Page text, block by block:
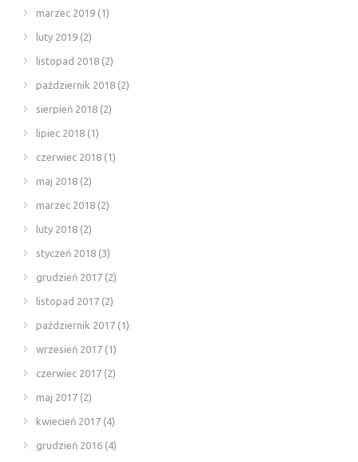
marzec 2019 (1)
luty 2019 (2)
listopad 2018 (2)
październik 2018 (2)
sierpień 2018 (2)
lipiec 2018 (1)
czerwiec 2018 (1)
maj 2018 (2)
marzec 2018 (2)
luty 2018 (2)
styczeń 2018 (3)
grudzień 2017 (2)
listopad 2017 (2)
październik 2017 (1)
wrzesień 2017 (1)
czerwiec 2017 (2)
maj 2017 (2)
kwiecień 2017 (4)
grudzień 2016 (4)